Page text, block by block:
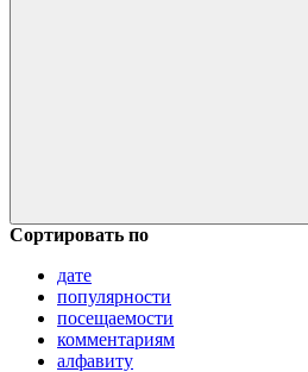
Сортировать по
дате
популярности
посещаемости
комментариям
алфавиту